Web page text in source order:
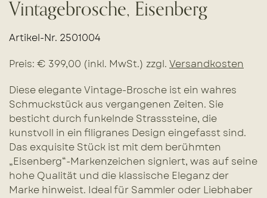
Vintagebrosche, Eisenberg
Artikel-Nr. 2501004
Preis: € 399,00 (inkl. MwSt.) zzgl. Versandkosten
Diese elegante Vintage-Brosche ist ein wahres
Schmuckstück aus vergangenen Zeiten. Sie
besticht durch funkelnde Strasssteine, die
kunstvoll in ein filigranes Design eingefasst sind.
Das exquisite Stück ist mit dem berühmten
„Eisenberg“-Markenzeichen signiert, was auf seine
hohe Qualität und die klassische Eleganz der
Marke hinweist. Ideal für Sammler oder Liebhaber